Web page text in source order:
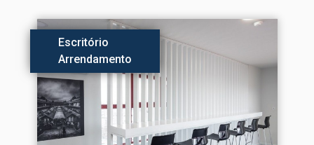
Escritório
Arrendamento